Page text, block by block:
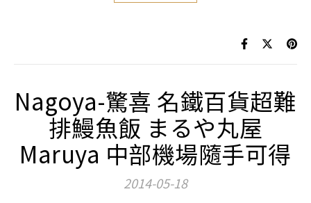
Nagoya-驚喜 名鐵百貨超難
排鰻魚飯 まるや丸屋
Maruya 中部機場隨手可得
2014-05-18